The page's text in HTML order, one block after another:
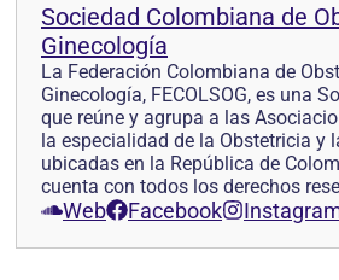
Sociedad Colombiana de
Ginecología
La Federación Colombiana de
Ginecología, FECOLSOG, es una
que reúne y agrupa a las
la especialidad de la Obstetricia y
ubicadas en la República de
cuenta con todos los derechos
Web Facebook